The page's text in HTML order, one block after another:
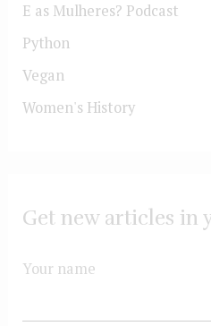
E as Mulheres? Podcast
Python
Vegan
Women's History
Get new articles in
Your name